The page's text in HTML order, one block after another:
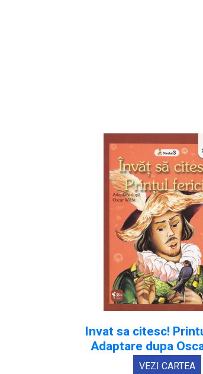
Invat sa citesc!
Adaptare dupa
VEZI CARTEA